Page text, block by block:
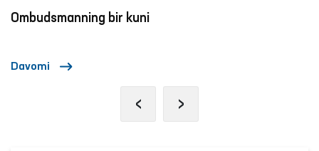
Ombudsmanning bir kuni
Davomi
‹ ›